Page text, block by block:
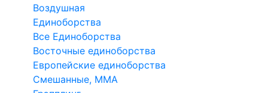
Воздушная
Единоборства
Все Единоборства
Восточные единоборства
Европейские единоборства
Смешанные, ММА